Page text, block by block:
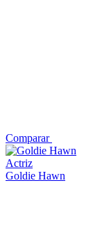
Comparar
Actriz
Goldie Hawn